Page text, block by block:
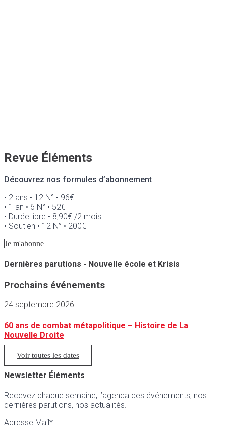
Revue Éléments
Découvrez nos formules d’abonnement
• 2 ans • 12 N° • 96€
• 1 an • 6 N° • 52€
• Durée libre • 8,90€ /2 mois
• Soutien • 12 N° • 200€
Je m'abonne
Dernières parutions - Nouvelle école et Krisis
Prochains événements
24 septembre 2026
60 ans de combat métapolitique – Histoire de La
Nouvelle Droite
Voir toutes les dates
Newsletter Éléments
Recevez chaque semaine, l’agenda des événements, nos
dernières parutions, nos actualités.
Adresse Mail*